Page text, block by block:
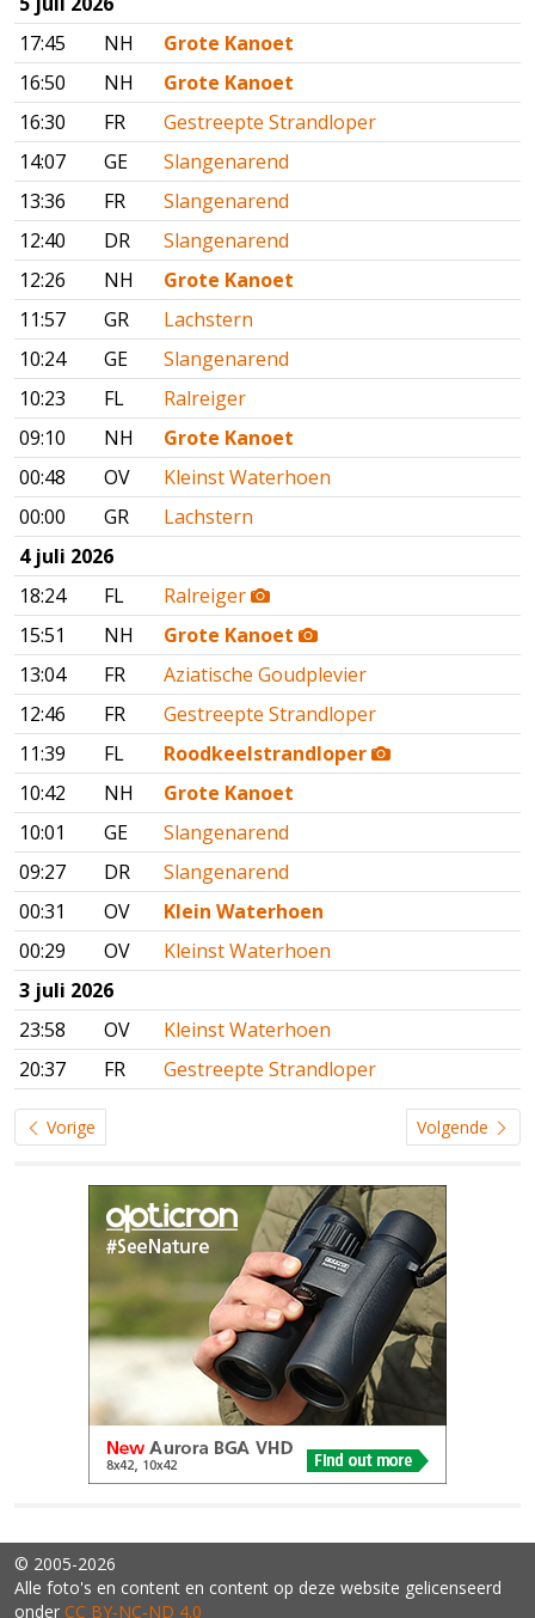
17:45
NH
Grote Kanoet
16:50
NH
Grote Kanoet
16:30
FR
Gestreepte Strandloper
14:07
GE
Slangenarend
13:36
FR
Slangenarend
12:40
DR
Slangenarend
12:26
NH
Grote Kanoet
11:57
GR
Lachstern
10:24
GE
Slangenarend
10:23
FL
Ralreiger
09:10
NH
Grote Kanoet
00:48
OV
Kleinst Waterhoen
00:00
GR
Lachstern
4 juli 2026
18:24
FL
Ralreiger
15:51
NH
Grote Kanoet
13:04
FR
Aziatische Goudplevier
12:46
FR
Gestreepte Strandloper
11:39
FL
Roodkeelstrandloper
10:42
NH
Grote Kanoet
10:01
GE
Slangenarend
09:27
DR
Slangenarend
00:31
OV
Klein Waterhoen
00:29
OV
Kleinst Waterhoen
3 juli 2026
23:58
OV
Kleinst Waterhoen
20:37
FR Gestreepte Strandloper
Vorige Volgende
© 2005-2026
Alle foto's en content en content op deze website gelicenseerd
onder CC BY‑NC‑ND 4.0